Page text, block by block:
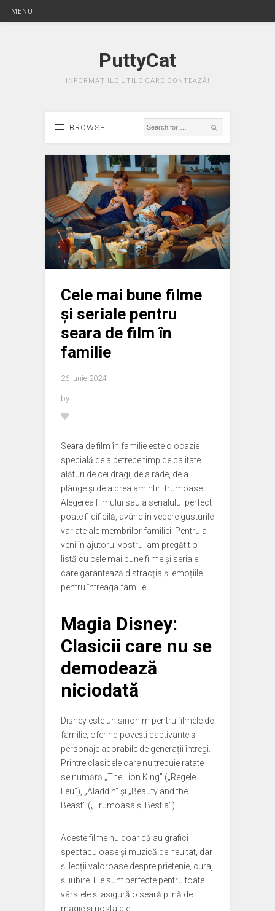
MENU
PuttyCat
INFORMAȚIILE UTILE CARE CONTEAZĂ!
BROWSE
Cele mai bune filme
și seriale pentru
seara de film în
familie
26 iunie 2024
by
Seara de film în familie este o ocazie
specială de a petrece timp de calitate
alături de cei dragi, de a râde, de a
plânge și de a crea amintiri frumoase.
Alegerea filmului sau a serialului perfect
poate fi dificilă, având în vedere gusturile
variate ale membrilor familiei. Pentru a
veni în ajutorul vostru, am pregătit o
listă cu cele mai bune filme și seriale
care garantează distracția și emoțiile
pentru întreaga familie.
Magia Disney:
Clasicii care nu se
demodează
niciodată
Disney este un sinonim pentru filmele de
familie, oferind povești captivante și
personaje adorabile de generații întregi.
Printre clasicele care nu trebuie ratate
se numără „The Lion King” („Regele
Leu”), „Aladdin” și „Beauty and the
Beast” („Frumoasa și Bestia”).
Aceste filme nu doar că au grafici
spectaculoase și muzică de neuitat, dar
și lecții valoroase despre prietenie, curaj
și iubire. Ele sunt perfecte pentru toate
vârstele și asigură o seară plină de
magie și nostalgie.